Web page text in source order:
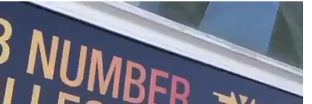
نمایشگر
ویدیو